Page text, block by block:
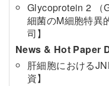
Glycoprotein 2 （
細菌のM細胞特異
司】
News & Hot Paper
肝細胞における
資】